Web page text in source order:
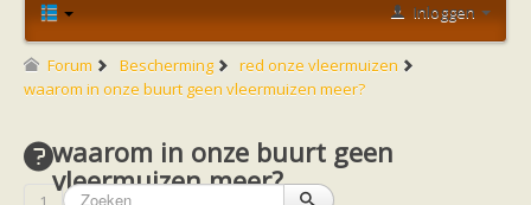
Limburg
Noord-Brabant
Noord-Holland
Overijssel
Zeeland
Zuid-Holland
Vleermuizen en ziektes
Inloggen
Forum Bescherming
red onze vleermuizen
waarom in onze buurt geen vleermuizen meer?
waarom in onze buurt geen
vleermuizen meer?